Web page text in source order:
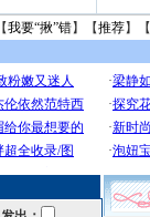
我要“揪”错】【推荐】